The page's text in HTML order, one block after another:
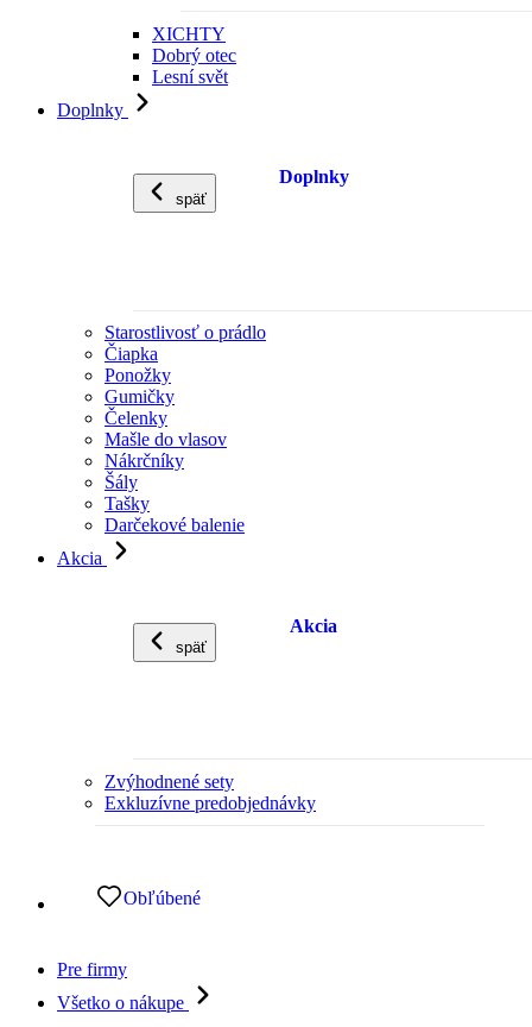
XICHTY
Dobrý otec
Lesní svět
Doplnky
späť
Doplnky
Starostlivosť o prádlo
Čiapka
Ponožky
Gumičky
Čelenky
Mašle do vlasov
Nákrčníky
Šály
Tašky
Darčekové balenie
Akcia
späť
Akcia
Zvýhodnené sety
Exkluzívne predobjednávky
Obľúbené
Pre firmy
Všetko o nákupe